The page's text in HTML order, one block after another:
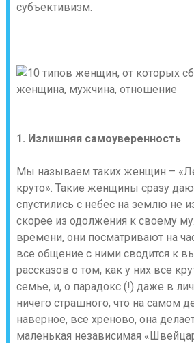
субъективизм.
1. Излишняя самоуверенность
Мы называем таких женщин –
круто». Такие женщины сразу
спустились с небес на землю не
скорее из одолжения к своему
времени, они посматривают на
все общение с ними сводится к
рассказов о том, как у них все
семье, и, о парадокс (!) даже в
ничего страшного, что на самом
наверное, все хреново, она
маленькая независимая